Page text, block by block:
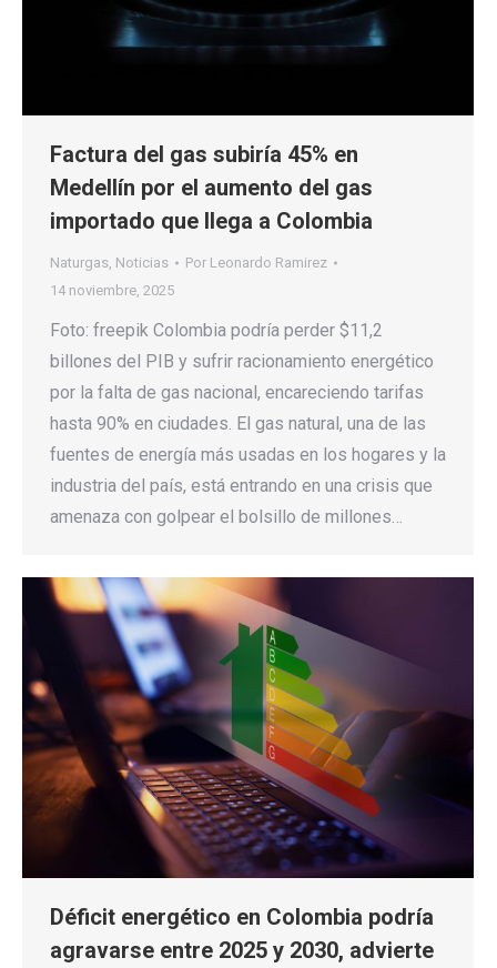
Factura del gas subiría 45% en
Medellín por el aumento del gas
importado que llega a Colombia
Naturgas, Noticias Por Leonardo Ramirez
14 noviembre, 2025
Foto: freepik Colombia podría perder $11,2
billones del PIB y sufrir racionamiento energético
por la falta de gas nacional, encareciendo tarifas
hasta 90% en ciudades. El gas natural, una de las
fuentes de energía más usadas en los hogares y la
industria del país, está entrando en una crisis que
amenaza con golpear el bolsillo de millones…
Déficit energético en Colombia podría
agravarse entre 2025 y 2030, advierte